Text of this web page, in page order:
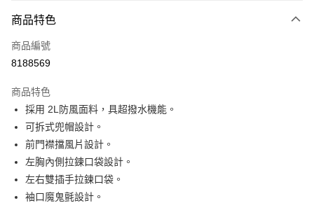
LINE Pay
Apple Pay
悠遊付
Google Pay
全盈+PAY
AFTEE先享後付
相關說明
商品特色
商品編號
8188569
商品特色
採用 2L防風面料，具超撥水機能。
可拆式兜帽設計。
前門襟擋風片設計。
左胸內側拉鍊口袋設計。
左右雙插手拉鍊口袋。
袖口魔鬼氈設計。